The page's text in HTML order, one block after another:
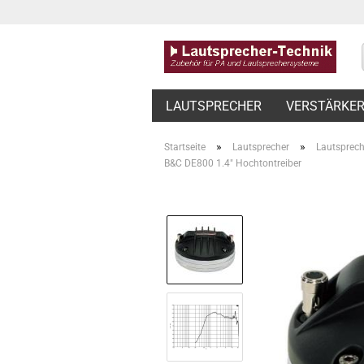
LAUTSPRECHER VERSTÄRKER
Startseite » Lautsprecher »
B&C DE800 1.4" Hochtontreiber